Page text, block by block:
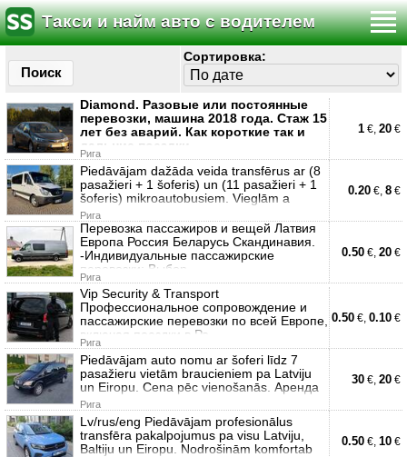
Такси и найм авто с водителем
Поиск
Сортировка:
Diamond. Разовые или постоянные
перевозки, машина 2018 года. Стаж 15
лет без аварий. Как короткие так и
дальние поездки,
Рига
1 €, 20 €
Piedāvājam dažāda veida transfērus ar (8
pasažieri + 1 šoferis) un (11 pasažieri + 1
šoferis) mikroautobusiem. Vieglām a
Рига
0.20 €, 8 €
Перевозка пассажиров и вещей Латвия
Европа Россия Беларусь Скандинавия.
-Индивидуальные пассажирские
перевозки: Выбор
Рига
0.50 €, 20 €
Vip Security & Transport
Профессиональное сопровождение и
пассажирские перевозки по всей Европе,
включая поездки в Ро
Рига
0.50 €, 0.10 €
Piedāvājam auto nomu ar šoferi līdz 7
pasažieru vietām braucieniem pa Latviju
un Eiropu. Cena pēc vienošanās. Аренда
Рига
30 €, 20 €
Lv/rus/eng Piedāvājam profesionālus
transfēra pakalpojumus pa visu Latviju,
Baltiju un Eiropu. Nodrošinām komfortab
0.50 €, 10 €